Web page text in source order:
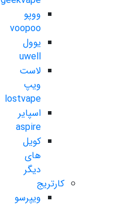
ووپو
voopoo
یوول
uwell
لاست
ویپ
lostvape
اسپایر
aspire
کویل
های
دیگر
کارتریج
ویپرسو